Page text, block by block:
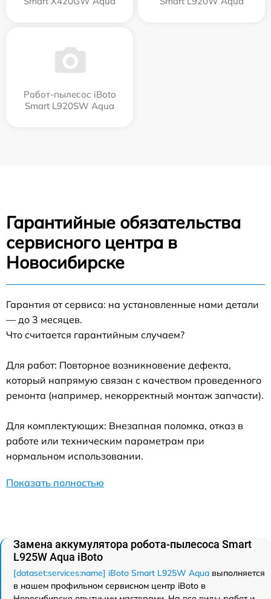
Робот-пылесос iBoto
Smart L920SW Aqua
Гарантийные обязательства
сервисного центра в
Новосибирске
Гарантия от сервиса: на установленные нами детали
— до 3 месяцев.
Что считается гарантийным случаем?
Для работ: Повторное возникновение дефекта,
который напрямую связан с качеством проведенного
ремонта (например, некорректный монтаж запчасти).
Для комплектующих: Внезапная поломка, отказ в
работе или техническим параметрам при
нормальном использовании.
Показать полностью
Замена аккумулятора робота-пылесоса Smart
L925W Aqua iBoto
[dataset:services:name] iBoto Smart L925W Aqua выполняется
в нашем профильном сервисном центр iBoto в